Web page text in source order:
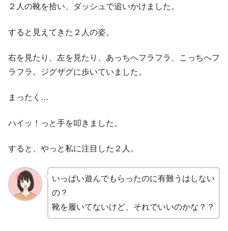
２人の靴を拾い、ダッシュで追いかけました。
すると見えてきた２人の姿。
右を見たり、左を見たり、あっちへフラフラ、こっちへフ
ラフラ。ジグザグに歩いていました。
まったく…
ハイッ！っと手を叩きました。
すると、やっと私に注目した２人。
いっぱい遊んでもらったのに有難うはしない
の？
靴を履いてないけど、それでいいのかな？？